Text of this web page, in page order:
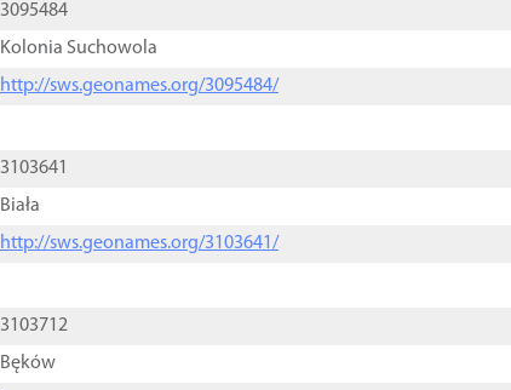
3095484
Kolonia Suchowola
http://sws.geonames.org/3095484/
3103641
Biała
http://sws.geonames.org/3103641/
3103712
Bęków